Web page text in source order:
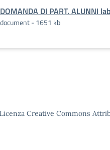
DOMANDA DI PART. ALUNNI
document - 1651 kb
Creative Commons